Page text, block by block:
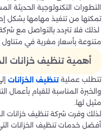
التطورات التكنولوجية الحديثة
تمكنها من تنفيذ مهامها بشكل
لذلك فلا تتردد بالتواصل مع
متنوعة بأسعار مغرية في متناول
أهمية تنظيف خزانات
تتطلب عمليةتنظيف الخزانات
والخبرة المناسبة للقيام بأعمال
مثيل لها.
لذلك وفرت شركة تنظيف خزانات
أفضل خدمات تنظيف الخزانات